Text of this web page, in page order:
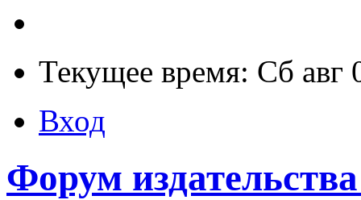
Текущее время: Сб авг
Вход
Форум